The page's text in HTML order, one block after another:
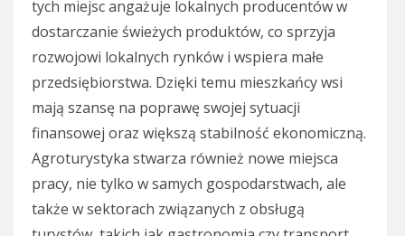
tych miejsc angażuje lokalnych producentów w
dostarczanie świeżych produktów, co sprzyja
rozwojowi lokalnych rynków i wspiera małe
przedsiębiorstwa. Dzięki temu mieszkańcy wsi
mają szansę na poprawę swojej sytuacji
finansowej oraz większą stabilność ekonomiczną.
Agroturystyka stwarza również nowe miejsca
pracy, nie tylko w samych gospodarstwach, ale
także w sektorach związanych z obsługą